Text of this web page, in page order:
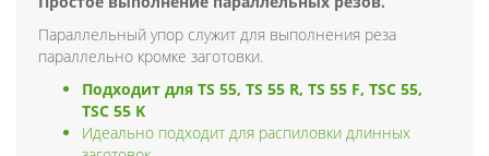
Параллельный упор служит для выполнения реза
параллельно кромке заготовки.
Подходит для TS 55, TS 55 R, TS 55 F, TSC 55,
TSC 55 K
Идеально подходит для распиловки длинных